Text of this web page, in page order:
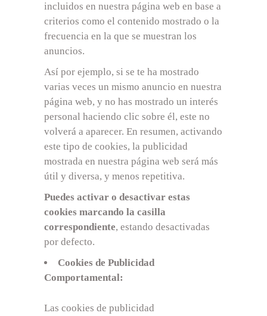
incluidos en nuestra página web en base a
criterios como el contenido mostrado o la
frecuencia en la que se muestran los
anuncios.
Así por ejemplo, si se te ha mostrado
varias veces un mismo anuncio en nuestra
página web, y no has mostrado un interés
personal haciendo clic sobre él, este no
volverá a aparecer. En resumen, activando
este tipo de cookies, la publicidad
mostrada en nuestra página web será más
útil y diversa, y menos repetitiva.
Puedes activar o desactivar estas
cookies marcando la casilla
correspondiente, estando desactivadas
por defecto.
Cookies de Publicidad
Comportamental:
Las cookies de publicidad